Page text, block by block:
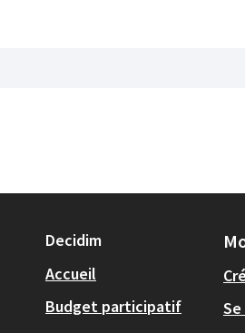
Decidim
Accueil
Budget participatif